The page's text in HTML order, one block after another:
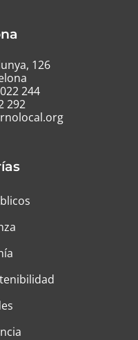
126
244
292